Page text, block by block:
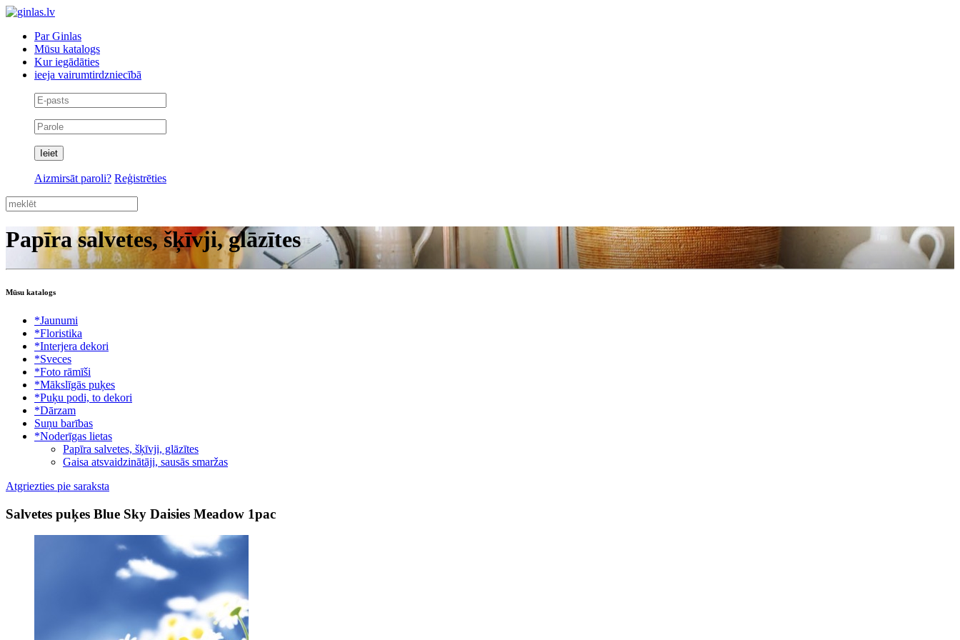
Par Ginlas
Mūsu katalogs
Kur iegādāties
ieeja vairumtirdzniecībā
Aizmirsāt paroli? Reģistrēties
Papīra salvetes, šķīvji, glāzītes
Mūsu katalogs
*Jaunumi
*Floristika
*Interjera dekori
*Sveces
*Foto rāmīši
*Mākslīgās puķes
*Puķu podi, to dekori
*Dārzam
Suņu barības
*Noderīgas lietas
Papīra salvetes, šķīvji, glāzītes
Gaisa atsvaidzinātāji, sausās smaržas
Atgriezties pie saraksta
Salvetes puķes Blue Sky Daisies Meadow 1pac